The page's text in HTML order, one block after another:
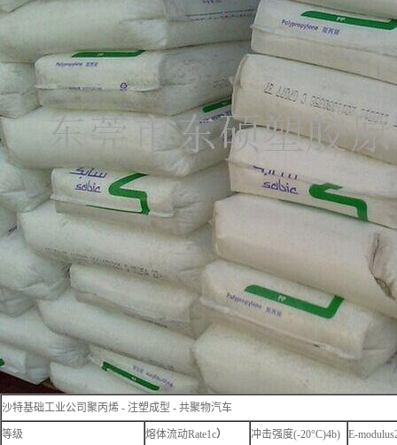
沙特基础工业公司聚丙烯 - 注塑成型 - 共聚物汽车
等级 熔体流动Rate1c） 冲击强度(-20°C)4b) E-